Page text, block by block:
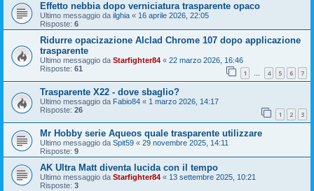
Effetto nebbia dopo verniciatura trasparente opaco
Ultimo messaggio da ilghia « 16 aprile 2026, 22:05
Risposte: 6
Ridurre opacizazione Alclad Chrome 107 dopo applicazione
trasparente
Ultimo messaggio da Starfighter84 « 22 marzo 2026, 16:46
Risposte: 61 1 … 4 5 6 7
Trasparente X22 - dove sbaglio?
Ultimo messaggio da Fabio84 « 1 marzo 2026, 14:17
Risposte: 26 1 2 3
Mr Hobby serie Aqueos quale trasparente utilizzare
Ultimo messaggio da Spit59 « 29 novembre 2025, 14:11
Risposte: 9
AK Ultra Matt diventa lucida con il tempo
Ultimo messaggio da Starfighter84 « 13 settembre 2025, 10:21
Risposte: 3